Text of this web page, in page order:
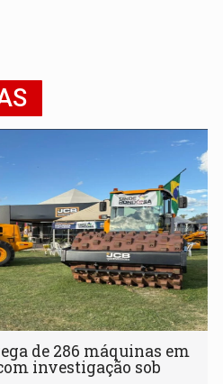
de 286 máquinas em
investigação sob